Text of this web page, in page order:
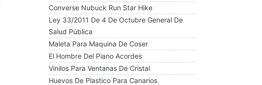
Converse Nubuck Run Star Hike
Ley 33/2011 De 4 De Octubre General De
Salud Pública
Maleta Para Maquina De Coser
El Hombre Del Piano Acordes
Vinilos Para Ventanas De Cristal
Huevos De Plastico Para Canarios